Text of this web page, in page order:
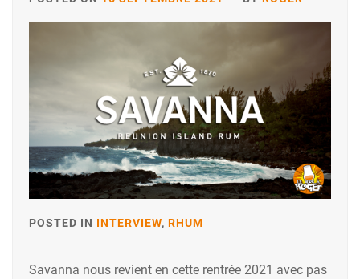
POSTED IN INTERVIEW, RHUM
Savanna nous revient en cette rentrée 2021 avec pas